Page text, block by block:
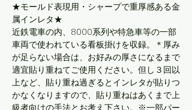
★モールド表現用・シャープで重厚感ある金
属インレタ★
近鉄電車の内、8000系列や特急車等の一部
車両で使われている看板掛けを収録。＊厚み
が足らない場合は、お好みの厚さになるまで
適宜貼り重ねてご使用ください。但し３回以
上など、貼り重ね過ぎるとインレタが貼りつ
かなくなりますので、貼り重ねはあくまで上
級者向けの手法とお考え下さい。※一部パー